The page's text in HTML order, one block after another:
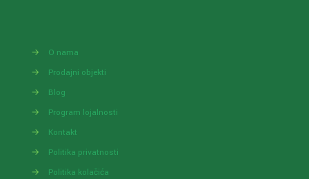
→
O nama
→
Prodajni objekti
→
Blog
→
Program lojalnosti
→
Kontakt
→
Politika privatnosti
→
Politika kolačića